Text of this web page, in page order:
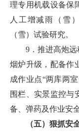
理专用机载设备保
人工增减雨（雪
（雪）试验研究。
9．推进高炮
烟炉升级，配备作
成作业点“两库两
围栏、实景监控与
备、弹药及作业安全
（五）狠抓安